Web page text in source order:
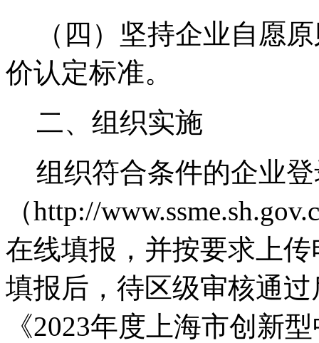
（四）坚持企业自愿
价认定标准。
二、组织实施
组织符合条件的企业
（http://
在线填报，并按要求上
填报后，待区级审核通过
《2023年度上海市创新